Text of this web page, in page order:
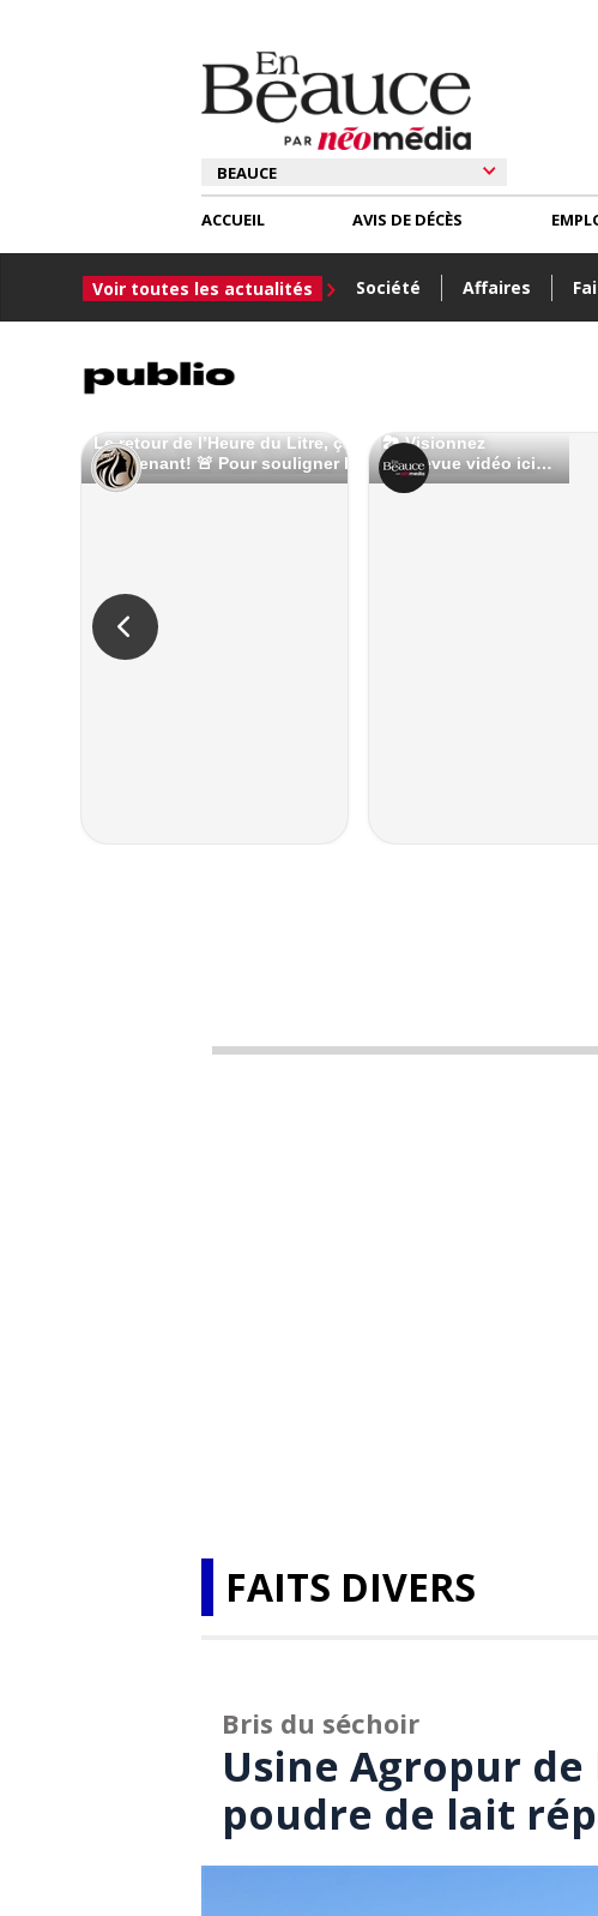
ACCUEIL
Voir toutes les actualités Société Affaires
AVIS DE DÉCÈS
FAITS DIVERS
Bris du séchoir
Usine Agropur
poudre de lait